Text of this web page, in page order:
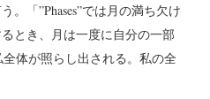
。「”Phases”では月の満ち欠け
とき、月は一度に自分の一部
体が照らし出される。私の全